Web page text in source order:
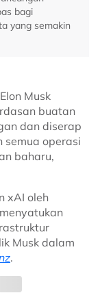
bagi
yang semakin
Musk
buatan
dan diserap
semua operasi
baharu,
xAI oleh
Musk dalam
.